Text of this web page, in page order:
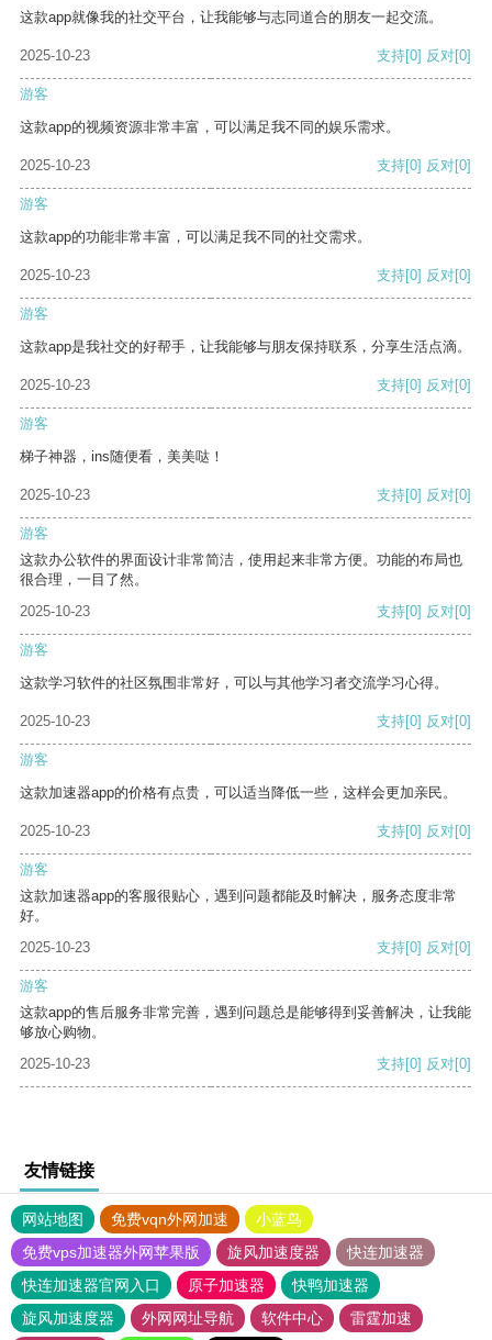
这款app就像我的社交平台，让我能够与志同道合的朋友一起交流。
2025-10-23 支持[0] 反对[0]
游客
这款app的视频资源非常丰富，可以满足我不同的娱乐需求。
2025-10-23 支持[0] 反对[0]
游客
这款app的功能非常丰富，可以满足我不同的社交需求。
2025-10-23 支持[0] 反对[0]
游客
这款app是我社交的好帮手，让我能够与朋友保持联系，分享生活点滴。
2025-10-23 支持[0] 反对[0]
游客
梯子神器，ins随便看，美美哒！
2025-10-23 支持[0] 反对[0]
游客
这款办公软件的界面设计非常简洁，使用起来非常方便。功能的布局也
很合理，一目了然。
2025-10-23
支持[0] 反对[0]
游客
这款学习软件的社区氛围非常好，可以与其他学习者交流学习心得。
2025-10-23 支持[0] 反对[0]
游客
这款加速器app的价格有点贵，可以适当降低一些，这样会更加亲民。
2025-10-23 支持[0] 反对[0]
游客
这款加速器app的客服很贴心，遇到问题都能及时解决，服务态度非常
好。
2025-10-23
支持[0] 反对[0]
游客
这款app的售后服务非常完善，遇到问题总是能够得到妥善解决，让我能
够放心购物。
2025-10-23
支持[0] 反对[0]
友情链接
网站地图 免费vqn外网加速
小蓝鸟
免费vps加速器外网苹果版
旋风加速度器
快连加速器
快连加速器官网入口
原子加速器
快鸭加速器
旋风加速度器
外网网址导航 软件中心 雷霆加速